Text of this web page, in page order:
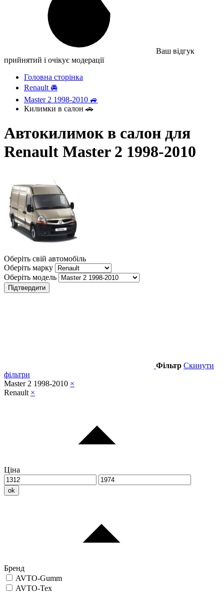
Ваш відгук
прийнятий і очікує модерації
Головна сторінка
Renault 🚘
Master 2 1998-2010 🚙
Килимки в салон 🚗
Автокилимок в салон для
Renault Master 2 1998-2010
Оберіть свій автомобіль
Оберіть марку
Оберіть модель
Підтвердити
Фільтр Скинути
фільтри
Master 2 1998-2010 ×
Renault ×
Ціна
ok
Бренд
AVTO-Gumm
AVTO-Tex